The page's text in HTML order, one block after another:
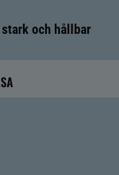
och hållbar